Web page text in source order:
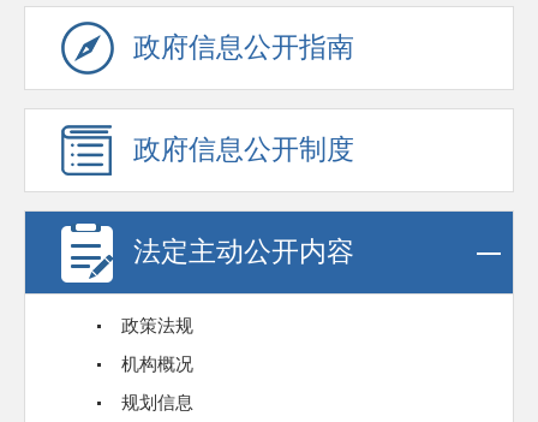
政府信息公开指南
政府信息公开制度
法定主动公开内容
政策法规
机构概况
规划信息